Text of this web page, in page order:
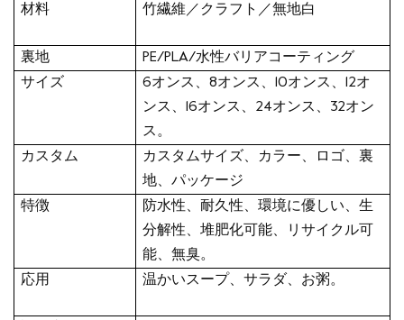
材料
竹繊維／クラフト／無地白
裏地
PE/PLA/水性バリアコーティング
サイズ
6オンス、8オンス、10オンス、12オ
ンス、16オンス、24オンス、32オン
ス。
カスタム
カスタムサイズ、カラー、ロゴ、裏
地、パッケージ
特徴
防水性、耐久性、環境に優しい、生
分解性、堆肥化可能、リサイクル可
能、無臭。
応用
温かいスープ、サラダ、お粥。